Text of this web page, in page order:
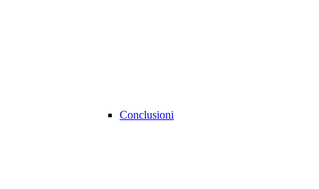
Conclusioni